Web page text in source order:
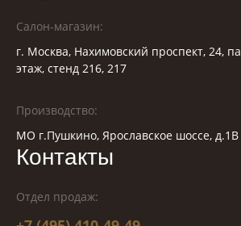
Салон-магазин:
г. Москва, Нахимовский проспект, 24,
этаж, стенд 216, 217
Производство:
МО г.Пушкино, Ярославское шоссе, д.1В
Контакты
Отдел продаж: